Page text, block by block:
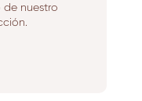
nuestro